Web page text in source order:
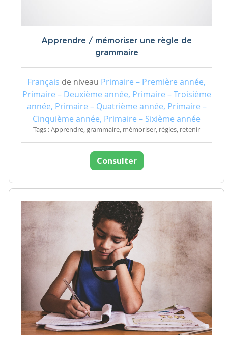
Apprendre / mémoriser une règle de
grammaire
Français de niveau Primaire – Première année,
Primaire – Deuxième année, Primaire – Troisième
année, Primaire – Quatrième année, Primaire –
Cinquième année, Primaire – Sixième année
Tags : Apprendre, grammaire, mémoriser, règles, retenir
Consulter